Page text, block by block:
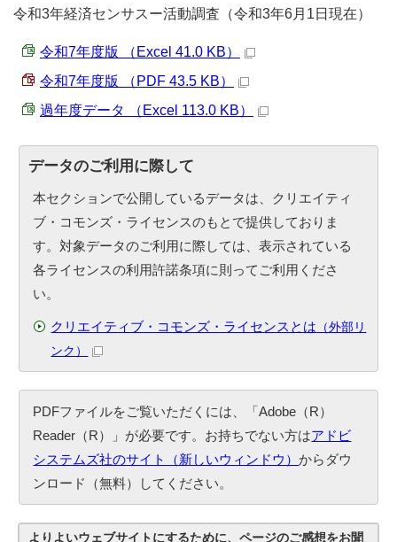
令和3年経済センサスー活動調査（令和3年6月1日現在）
令和7年度版 （Excel 41.0 KB）
令和7年度版 （PDF 43.5 KB）
過年度データ （Excel 113.0 KB）
データのご利用に際して
本セクションで公開しているデータは、クリエイティ
ブ・コモンズ・ライセンスのもとで提供しておりま
す。対象データのご利用に際しては、表示されている
各ライセンスの利用許諾条項に則ってご利用くださ
い。
クリエイティブ・コモンズ・ライセンスとは （外部リ
ンク）
PDFファイルをご覧いただくには、「Adobe（R）
Reader（R）」が必要です。お持ちでない方はアドビ
システムズ社のサイト（新しいウィンドウ）からダウ
ンロード（無料）してください。
よりよいウェブサイトにするために、ページのご感想をお聞